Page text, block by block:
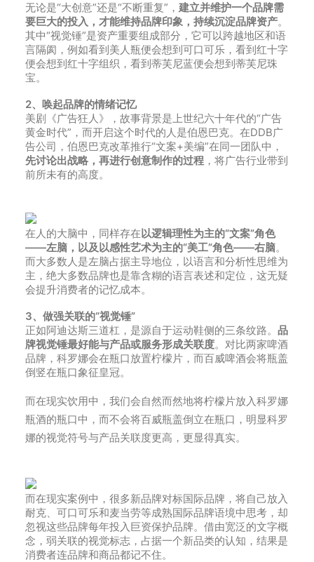
无论是“大创意”还是“不断重复”， 建立并维护一个品牌需
要巨大的投入，才能维持品牌印象，持续沉淀品牌资产。
其中“视觉锤”是资产重要组成部分，它可以跨越地区和语
言隔阂，例如看到美人瓶便会想到可口可乐，看到红十字
便会想到红十字组织，看到蒂芙尼蓝便会想到蒂芙尼珠
宝。
2、唤起品牌的情绪记忆
美剧《广告狂人》，故事背景是上世纪六十年代的“广告
黄金时代”，而开启这个时代的人是伯恩巴克。在DDB广
告公司，伯恩巴克改革推行“文案+美编”在同一团队中，
先讨论出战略，再进行创意制作的过程 ，将广告行业带到
前所未有的高度。
在人的大脑中，同样存在以逻辑理性为主的“文案”角色
——左脑，以及以感性艺术为主的“美工”角色——右脑。
而大多数人是左脑占据主导地位，以语言和分析性思维为
主，绝大多数品牌也是靠含糊的语言表述和定位，这无疑
会提升消费者的记忆成本。
3、做强关联的“视觉锤”
正如阿迪达斯三道杠，是源自于运动鞋侧的三条纹路。 品
牌视觉锤最好能与产品或服务形成关联度。对比两家啤酒
品牌，科罗娜会在瓶口放置柠檬片，而百威啤酒会将瓶盖
倒竖在瓶口象征皇冠。
而在现实饮用中，我们会自然而然地将柠檬片放入科罗娜
瓶酒的瓶口中，而不会将百威瓶盖倒立在瓶口，明显科罗
娜的视觉符号与产品关联度更高，更显得真实。
而在现实案例中，很多新品牌对标国际品牌，将自己放入
耐克、可口可乐和麦当劳等成熟国际品牌语境中思考，却
忽视这些品牌每年投入巨资保护品牌。借由宽泛的文字概
念，弱关联的视觉标志，占据一个新品类的认知，结果是
消费者连品牌和商品都记不住。